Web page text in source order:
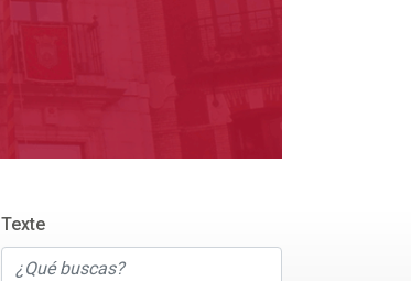
Texte